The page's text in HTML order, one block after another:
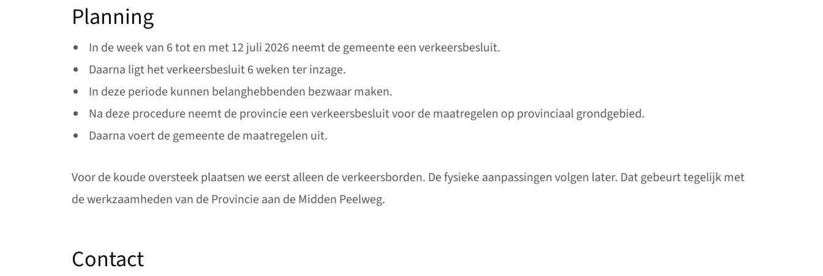
Planning
In de week van 6 tot en met 12 juli 2026 neemt de gemeente een verkeersbesluit.
Daarna ligt het verkeersbesluit 6 weken ter inzage.
In deze periode kunnen belanghebbenden bezwaar maken.
Na deze procedure neemt de provincie een verkeersbesluit voor de maatregelen op provinciaal grondgebied.
Daarna voert de gemeente de maatregelen uit.
Voor de koude oversteek plaatsen we eerst alleen de verkeersborden. De fysieke aanpassingen volgen later. Dat gebeurt tegelijk met
de werkzaamheden van de Provincie aan de Midden Peelweg.
Contact